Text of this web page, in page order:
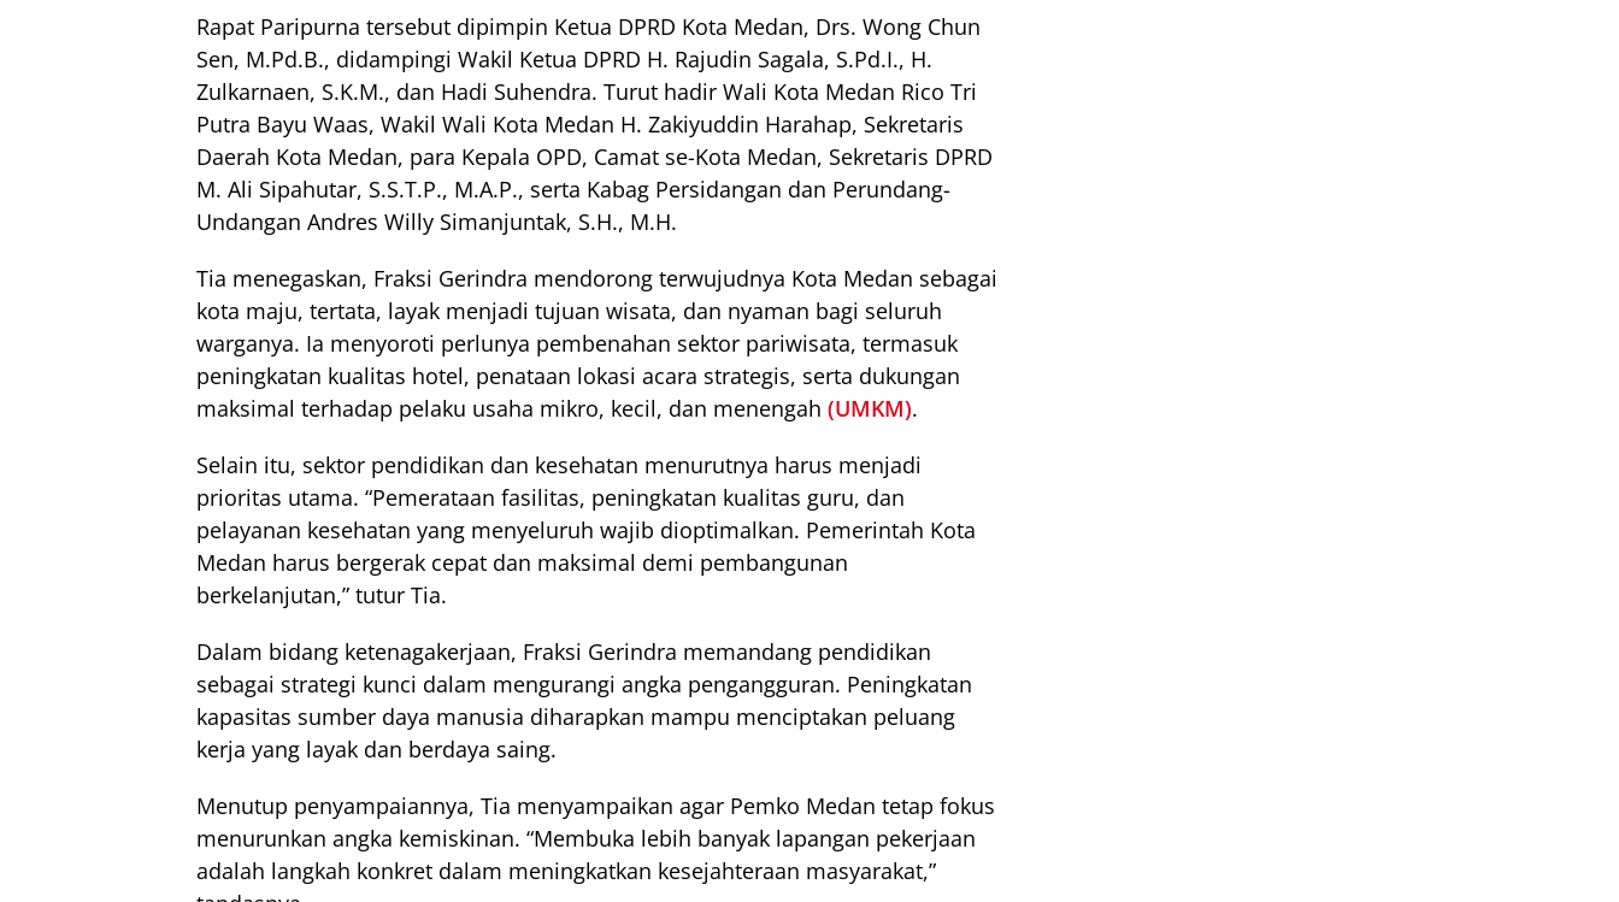
Rapat Paripurna tersebut dipimpin Ketua DPRD Kota Medan, Drs. Wong Chun
Sen, M.Pd.B., didampingi Wakil Ketua DPRD H. Rajudin Sagala, S.Pd.I., H.
Zulkarnaen, S.K.M., dan Hadi Suhendra. Turut hadir Wali Kota Medan Rico Tri
Putra Bayu Waas, Wakil Wali Kota Medan H. Zakiyuddin Harahap, Sekretaris
Daerah Kota Medan, para Kepala OPD, Camat se-Kota Medan, Sekretaris DPRD
M. Ali Sipahutar, S.S.T.P., M.A.P., serta Kabag Persidangan dan Perundang-
Undangan Andres Willy Simanjuntak, S.H., M.H.
Tia menegaskan, Fraksi Gerindra mendorong terwujudnya Kota Medan sebagai
kota maju, tertata, layak menjadi tujuan wisata, dan nyaman bagi seluruh
warganya. Ia menyoroti perlunya pembenahan sektor pariwisata, termasuk
peningkatan kualitas hotel, penataan lokasi acara strategis, serta dukungan
maksimal terhadap pelaku usaha mikro, kecil, dan menengah (UMKM).
Selain itu, sektor pendidikan dan kesehatan menurutnya harus menjadi
prioritas utama. “Pemerataan fasilitas, peningkatan kualitas guru, dan
pelayanan kesehatan yang menyeluruh wajib dioptimalkan. Pemerintah Kota
Medan harus bergerak cepat dan maksimal demi pembangunan
berkelanjutan,” tutur Tia.
Dalam bidang ketenagakerjaan, Fraksi Gerindra memandang pendidikan
sebagai strategi kunci dalam mengurangi angka pengangguran. Peningkatan
kapasitas sumber daya manusia diharapkan mampu menciptakan peluang
kerja yang layak dan berdaya saing.
Menutup penyampaiannya, Tia menyampaikan agar Pemko Medan tetap fokus
menurunkan angka kemiskinan. “Membuka lebih banyak lapangan pekerjaan
adalah langkah konkret dalam meningkatkan kesejahteraan masyarakat,”